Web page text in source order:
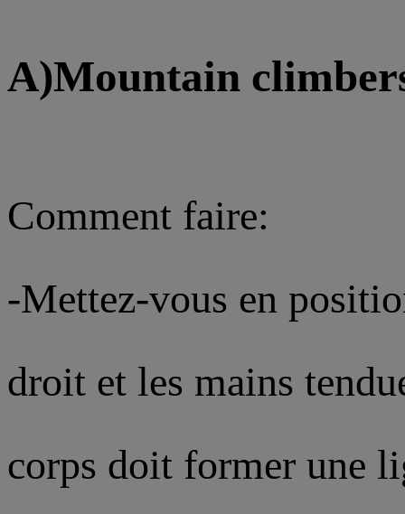
A)Mountain
Comment faire:
-Mettez-vous en
droit et les mains
corps doit former une